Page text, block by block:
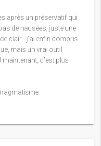
après un préservatif qui
de nausées, juste une
clair - j’ai enfin compris
mais un vrai outil
maintenant, c’est plus